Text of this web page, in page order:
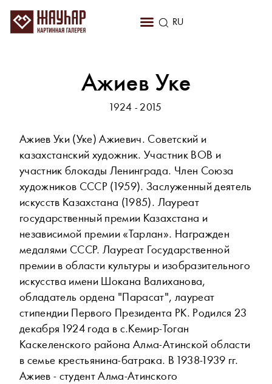
RU
EN
Ажиев Уке
1924 - 2015
Ажиев Уки (Уке) Ажиевич. Советский и
казахстанский художник. Участник ВОВ и
участник блокады Ленинграда. Член Союза
художников СССР (1959). Заслуженный деятель
искусств Казахстана (1985). Лауреат
государственный премии Казахстана и
независимой премии «Тарлан». Награжден
медалями СССР. Лауреат Государственной
премии в области культуры и изобразительного
искусства имени Шокана Валиханова,
обладатель ордена "Парасат", лауреат
стипендии Первого Президента РК. Родился 23
декабря 1924 года в с.Кемир-Тоган
Каскеленского района Алма-Атинской области
в семье крестьянина-батрака. В 1938-1939 гг.
Ажиев - студент Алма-Атинского